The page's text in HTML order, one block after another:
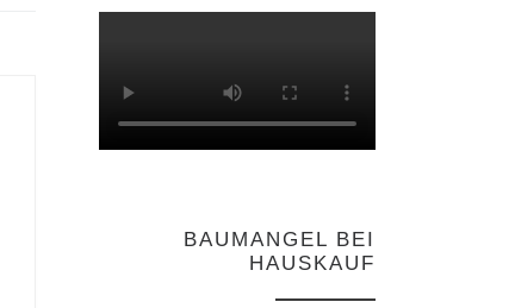
BAUMANGEL BEI
HAUSKAUF